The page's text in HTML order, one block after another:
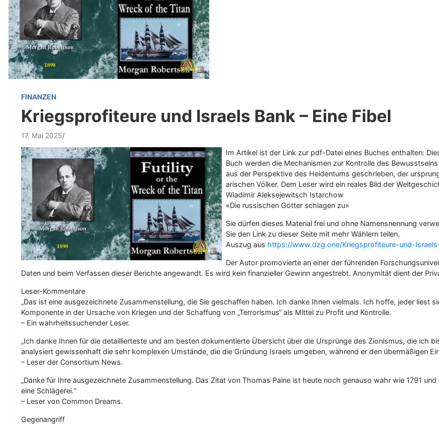
FINANZEN
Kriegsprofiteure und Israels Bank – Eine Fibel
17. Mai 2025
Im Artikel ist der Link zur pdf-Datei eines Buches enthalten:
Buch werden die Mechanismen zur Kontrolle des
aus der Perspektive des Heidentums geschrieben, der
arischen Völker. Dem Leser wird ein reales Bild der
Wladimir Aleksejewitsch Istarchow
«Die russischen Götter schlagen zu»
Sie dürfen dieses Material frei und ohne Namensnennung
Sie den Link zu dieser Seite mit mehr Wählern teilen.
Auszug aus https://www.dzg.one/Kriegsprofiteure-und-
Der Autor promovierte an einer der führenden
Daten und beim Verfassen dieser Berichte angewandt. Es wird kein finanzieller Gewinn angestrebt. Anonymität dient der
Leser-Kommentare
„Das ist eine ausgezeichnete Zusammenstellung, die Sie geschaffen haben. Ich danke Ihnen vielmals. Ich hoffe, jeder liest
Komponente in der Ursache von Kriegen und der Schaffung von „Terrorismus“ als Mittel zu Profit und Kontrolle.
– Ein wahrheitssuchender Leser.
„Ich danke Ihnen für die detaillierteste und am besten dokumentierte Übersicht über die Ursprünge des Zionismus, die ich
analysiert gewissenhaft die sehr komplexen Umstände, die die Gründung Israels umgeben, während er den übermäßigen
– Leser der Consortium News.
„Danke für Ihre ausgezeichnete Zusammenstellung. Das Zitat von Thomas Paine ist heute noch genauso wahr wie 1791
eine Schlägerei.“
– Leser von Common Dreams.
Gegenangriff